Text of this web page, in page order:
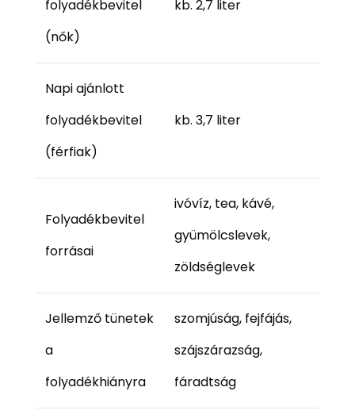
folyadékbevitel
(nők)
kb. 2,7 liter
Napi ajánlott
folyadékbevitel
(férfiak)
kb. 3,7 liter
Folyadékbevitel
forrásai
ivóvíz, tea, kávé,
gyümölcslevek,
zöldséglevek
Jellemző tünetek
a
folyadékhiányra
szomjúság, fejfájás,
szájszárazság,
fáradtság